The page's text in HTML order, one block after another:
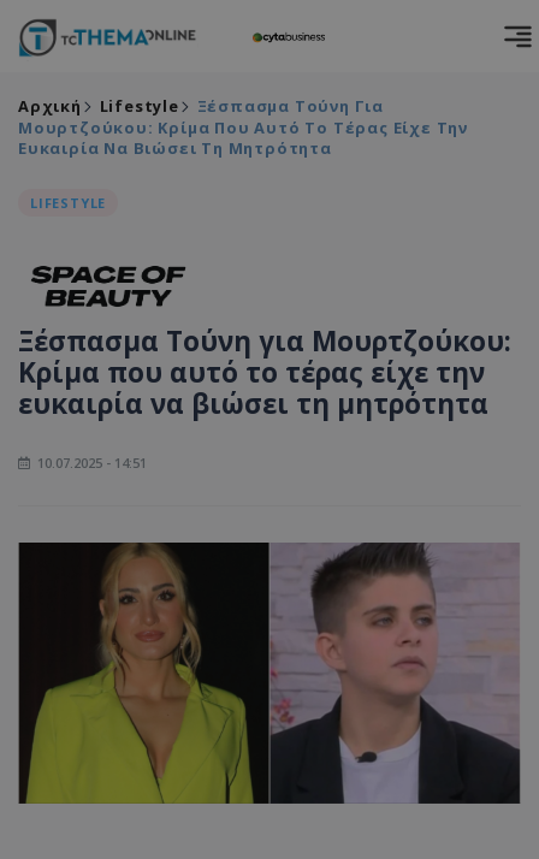
Αρχική Lifestyle
Ξέσπασμα Τούνη Για
Μουρτζούκου: Κρίμα Που Αυτό Το Τέρας Είχε Την
Ευκαιρία Να Βιώσει Τη Μητρότητα
LIFESTYLE
Ξέσπασμα Τούνη για Μουρτζούκου:
Κρίμα που αυτό το τέρας είχε την
ευκαιρία να βιώσει τη μητρότητα
10.07.2025 - 14:51